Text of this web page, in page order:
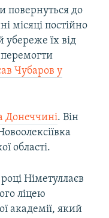
повернуться до
місяці постійно
убереже їх від
Чубаров у
Донеччині. Він
області.
Німетуллаєв
ліцею
академії, який